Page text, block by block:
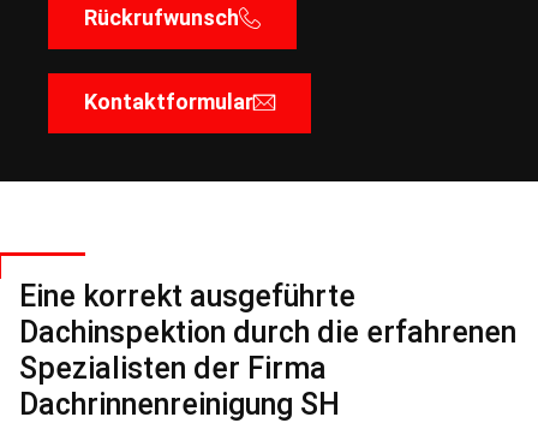
Rückrufwunsch
Kontaktformular
Eine korrekt ausgeführte
Dachinspektion durch die erfahrenen
Spezialisten der Firma
Dachrinnenreinigung SH